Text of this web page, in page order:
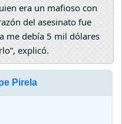
era un mafioso con
del asesinato fue
me debía 5 mil dólares
explicó.
Pirela